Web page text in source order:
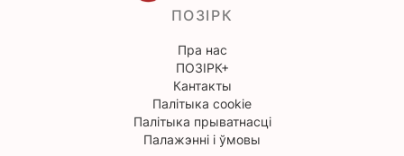
ПОЗІРК
Пра нас
ПОЗІРК+
Кантакты
Палітыка cookie
Палітыка прыватнасці
Палажэнні і ўмовы